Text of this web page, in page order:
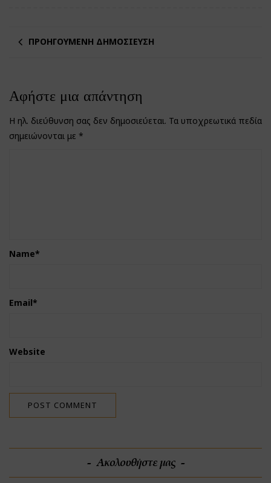
ΠΡΟΗΓΟΎΜΕΝΗ ΔΗΜΟΣΊΕΥΣΗ
Αφήστε μια απάντηση
Η ηλ. διεύθυνση σας δεν δημοσιεύεται. Τα υποχρεωτικά πεδία
σημειώνονται με *
Name*
Email*
Website
Ακολουθήστε μας